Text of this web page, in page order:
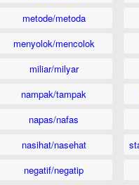
metode/metoda
menyolok/mencolok
miliar/milyar
nampak/tampak
napas/nafas
nasihat/nasehat
negatif/negatip